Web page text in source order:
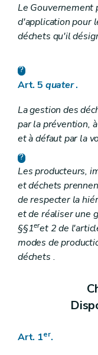
Le Gouvernement
d'application pour
déchets qu'il
Art. 5 quater.
La gestion des
par la prévention,
et à défaut par la
Les producteurs,
et déchets
de respecter la
et de réaliser une
§§1eret 2 de
modes de
déchets .
Art. 1er.